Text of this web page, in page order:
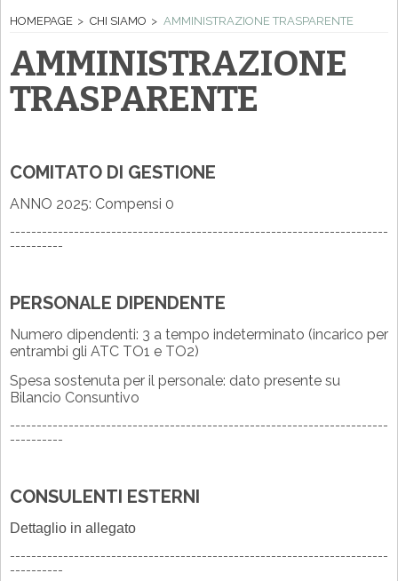
HOMEPAGE CHI SIAMO AMMINISTRAZIONE TRASPARENTE
AMMINISTRAZIONE
TRASPARENTE
COMITATO DI GESTIONE
ANNO 2025: Compensi 0
-----------------------------------------------------------------------
----------
PERSONALE DIPENDENTE
Numero dipendenti: 3 a tempo indeterminato (incarico per
entrambi gli ATC TO1 e TO2)
Spesa sostenuta per il personale: dato presente su
Bilancio Consuntivo
-----------------------------------------------------------------------
----------
CONSULENTI ESTERNI
Dettaglio in allegato
-----------------------------------------------------------------------
----------